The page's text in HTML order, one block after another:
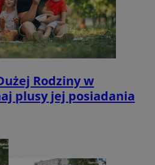
Rodziny w
plusy jej posiadania